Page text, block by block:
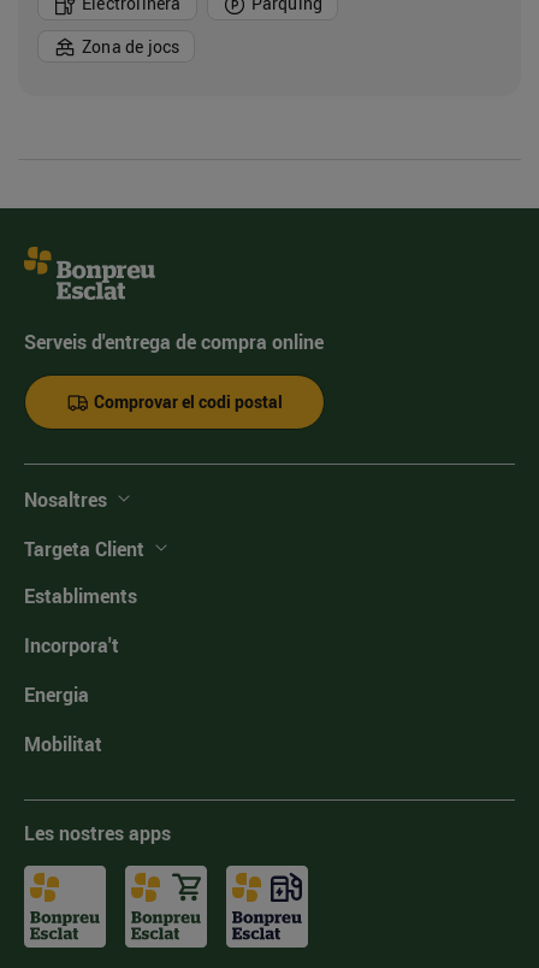
Zona de jocs
Serveis d'entrega de compra online
Comprovar el codi postal
Nosaltres
Targeta Client
Establiments
Incorpora't
Energia
Mobilitat
Les nostres apps